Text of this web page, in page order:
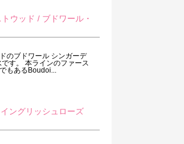
ウッド / ブドワール・
のブドワール シンガーデ
す。 本ラインのファース
もあるBoudoi...
ングリッシュローズ